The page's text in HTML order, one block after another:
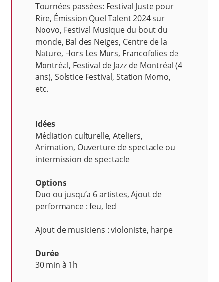
Tournées passées: Festival Juste pour
Rire, Émission Quel Talent 2024 sur
Noovo, Festival Musique du bout du
monde, Bal des Neiges, Centre de la
Nature, Hors Les Murs, Francofolies de
Montréal, Festival de Jazz de Montréal (4
ans), Solstice Festival, Station Momo,
etc.
Idées
Médiation culturelle, Ateliers,
Animation, Ouverture de spectacle ou
intermission de spectacle
Options
Duo ou jusqu’a 6 artistes, Ajout de
performance : feu, led
Ajout de musiciens : violoniste, harpe
Durée
30 min à 1h